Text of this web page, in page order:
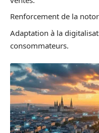
Renforcement de la
Adaptation à la
consommateurs.